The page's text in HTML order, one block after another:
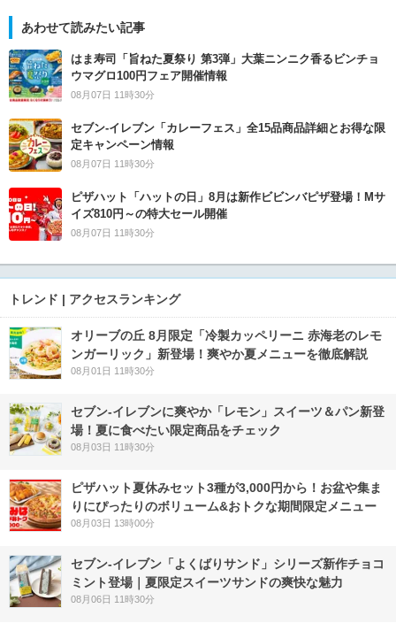
あわせて読みたい記事
はま寿司「旨ねた夏祭り 第3弾」大葉ニンニク香るビンチョ
ウマグロ100円フェア開催情報
08月07日 11時30分
セブン‐イレブン「カレーフェス」全15品商品詳細とお得な限
定キャンペーン情報
08月07日 11時30分
ピザハット「ハットの日」8月は新作ビビンバピザ登場！Mサ
イズ810円～の特大セール開催
08月07日 11時30分
トレンド | アクセスランキング
オリーブの丘 8月限定「冷製カッペリーニ 赤海老のレモ
ンガーリック」新登場！爽やか夏メニューを徹底解説
08月01日 11時30分
セブン‐イレブンに爽やか「レモン」スイーツ＆パン新登
場！夏に食べたい限定商品をチェック
08月03日 11時30分
ピザハット夏休みセット3種が3,000円から！お盆や集ま
りにぴったりのボリューム&おトクな期間限定メニュー
08月03日 13時00分
セブン‐イレブン「よくばりサンド」シリーズ新作チョコ
ミント登場｜夏限定スイーツサンドの爽快な魅力
08月06日 11時30分